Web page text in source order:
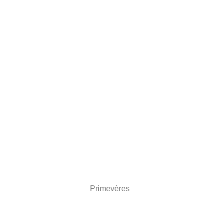
Primevères